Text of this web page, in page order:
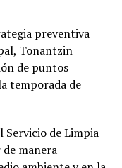
preventiva
Tonantzin
de puntos
temporada de
Servicio de Limpia
manera